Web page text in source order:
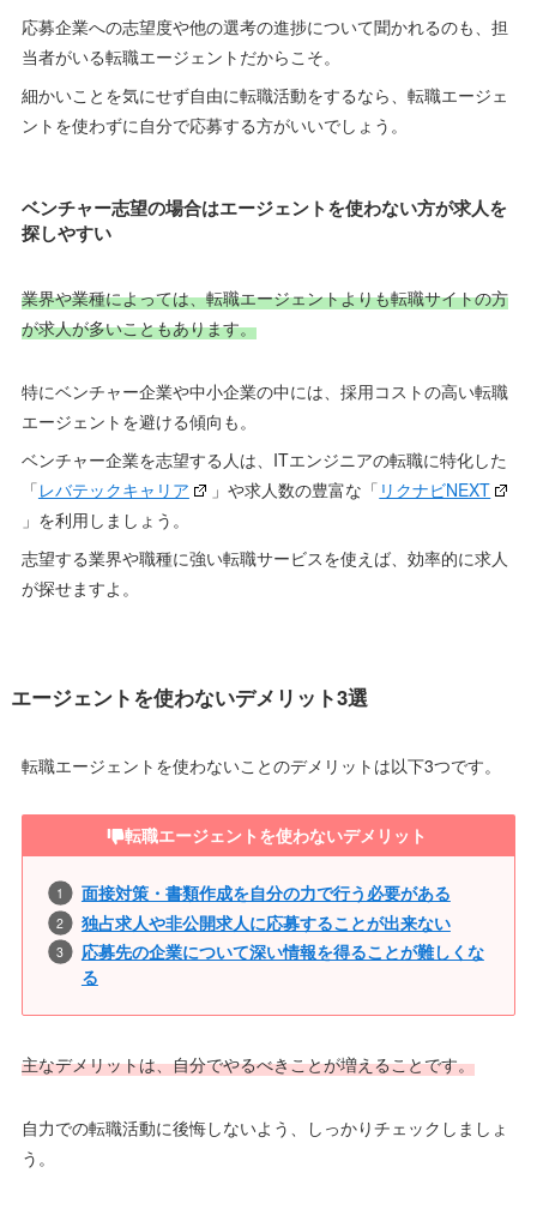
応募企業への志望度や他の選考の進捗について聞かれるのも、担
当者がいる転職エージェントだからこそ。
細かいことを気にせず自由に転職活動をするなら、転職エージェ
ントを使わずに自分で応募する方がいいでしょう。
ベンチャー志望の場合はエージェントを使わない方が求人を
探しやすい
業界や業種によっては、転職エージェントよりも転職サイトの方
が求人が多いこともあります。
特にベンチャー企業や中小企業の中には、採用コストの高い転職
エージェントを避ける傾向も。
ベンチャー企業を志望する人は、ITエンジニアの転職に特化した
「レバテックキャリア 」や求人数の豊富な「 リクナビNEXT
」を利用しましょう。
志望する業界や職種に強い転職サービスを使えば、効率的に求人
が探せますよ。
エージェントを使わないデメリット3選
転職エージェントを使わないことのデメリットは以下3つです。
転職エージェントを使わないデメリット
面接対策・書類作成を自分の力で行う必要がある
独占求人や非公開求人に応募することが出来ない
応募先の企業について深い情報を得ることが難しくな
る
主なデメリットは、自分でやるべきことが増えることです。
自力での転職活動に後悔しないよう、しっかりチェックしましょ
う。